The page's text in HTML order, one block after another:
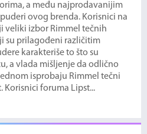
a među najprodavanijim
ovog brenda. Korisnici na
veliki izbor Rimmel tečnih
su prilagođeni različitim
karakteriše to što su
a vlada mišljenje da odlično
isprobaju Rimmel tečni
Korisnici foruma Lipst...